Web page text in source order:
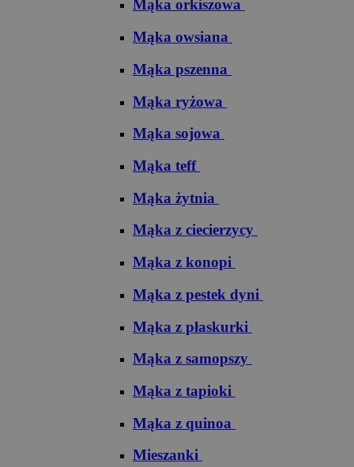
Mąka orkiszowa
Mąka owsiana
Mąka pszenna
Mąka ryżowa
Mąka sojowa
Mąka teff
Mąka żytnia
Mąka z ciecierzycy
Mąka z konopi
Mąka z pestek dyni
Mąka z płaskurki
Mąka z samopszy
Mąka z tapioki
Mąka z quinoa
Mieszanki